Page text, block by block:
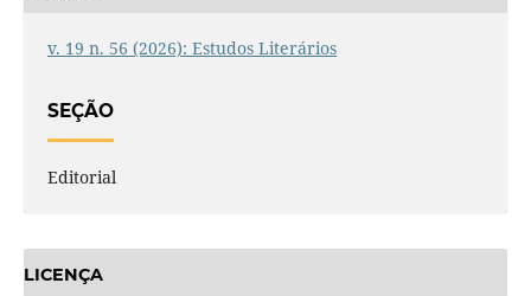
v. 19 n. 56 (2026): Estudos Literários
SEÇÃO
Editorial
LICENÇA